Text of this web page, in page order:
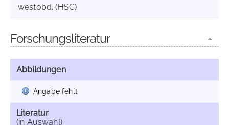
westobd. (HSC)
Forschungsliteratur
Abbildungen
Angabe fehlt
Literatur
(in Auswahl)